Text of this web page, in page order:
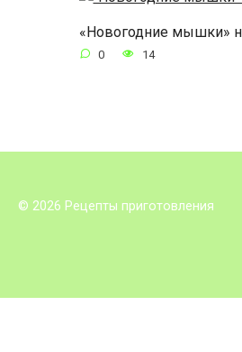
«Новогодние мышки»
0 14
© 2026 Рецепты приготовления